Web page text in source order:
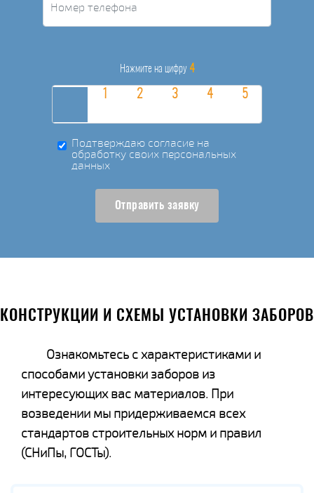
Нажмите на цифру 4
Подтверждаю согласие на
обработку своих персональных
данных
Отправить заявку
КОНСТРУКЦИИ И СХЕМЫ УСТАНОВКИ ЗАБОРОВ
Ознакомьтесь с характеристиками и
способами установки заборов из
интересующих вас материалов. При
возведении мы придерживаемся всех
стандартов строительных норм и правил
(СНиПы, ГОСТы).